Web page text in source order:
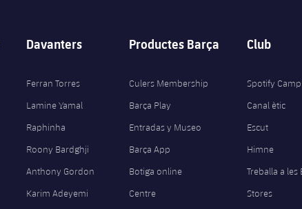
Davanters
Ferran Torres
Lamine Yamal
Raphinha
Roony Bardghji
Anthony Gordon
Karim Adeyemi
Productes Barça
Culers Membership
Barça Play
Entradas y Museo
Barça App
Botiga online
Centre
Club
Spotify
Canal ètic
Escut
Himne
Treballa a les
Stores